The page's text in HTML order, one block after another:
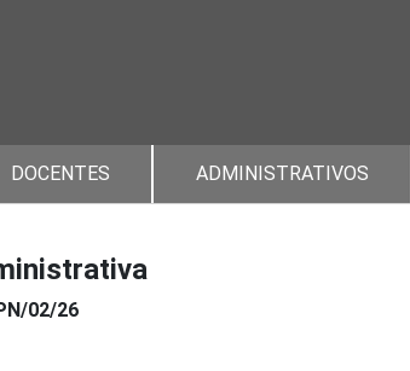
DOCENTES ADMINISTRATIVOS
02/26